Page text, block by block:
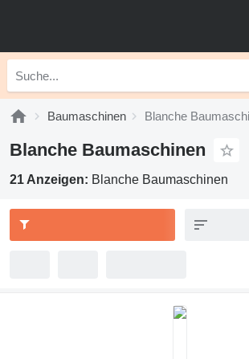
Baumaschinen Blanche
Blanche Baumaschinen
21 Anzeigen: Blanche Baumaschinen